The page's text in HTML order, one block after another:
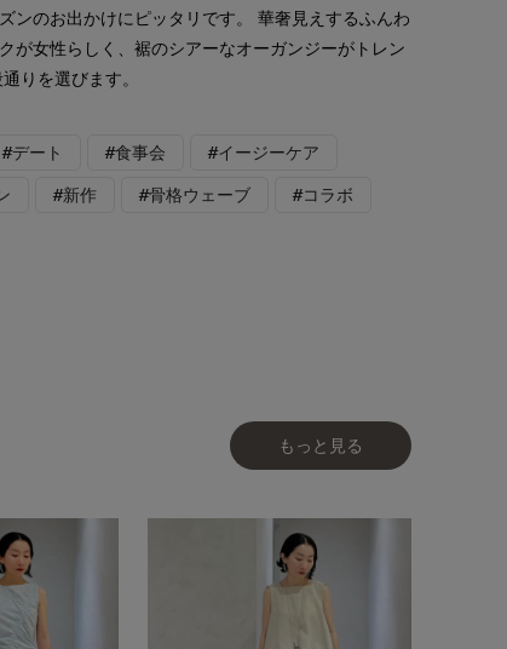
ンのお出かけにピッタリです。 華奢見えするふんわ
が女性らしく、裾のシアーなオーガンジーがトレン
りを選びます。
#デート #食事会 #イージーケア
#新作 #骨格ウェーブ #コラボ
もっと見る